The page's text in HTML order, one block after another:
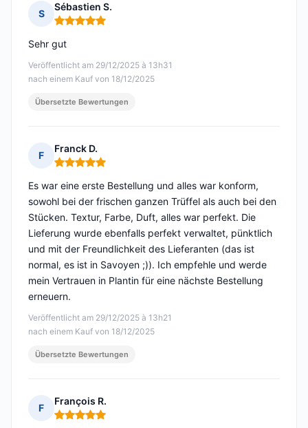
S
Sébastien S.
Hinweis: 5 von 5
Veröffentlicht am 29/12/2025 à 13h31
nach einem Kauf von 18/12/2025
Sehr gut
Übersetzte Bewertungen
F
Franck D.
Hinweis: 5 von 5
Veröffentlicht am 29/12/2025 à 13h21
nach einem Kauf von 18/12/2025
Es war eine erste Bestellung und alles war konform,
sowohl bei der frischen ganzen Trüffel als auch bei den
Stücken. Textur, Farbe, Duft, alles war perfekt. Die
Lieferung wurde ebenfalls perfekt verwaltet, pünktlich
und mit der Freundlichkeit des Lieferanten (das ist
normal, es ist in Savoyen ;)). Ich empfehle und werde
mein Vertrauen in Plantin für eine nächste Bestellung
erneuern.
Übersetzte Bewertungen
F
François R.
Hinweis: 5 von 5